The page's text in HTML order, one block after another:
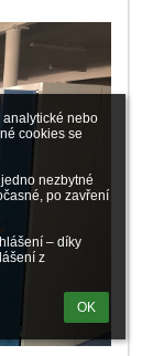
nebo
cookies se
nezbytné
po zavření
– díky
z
OK